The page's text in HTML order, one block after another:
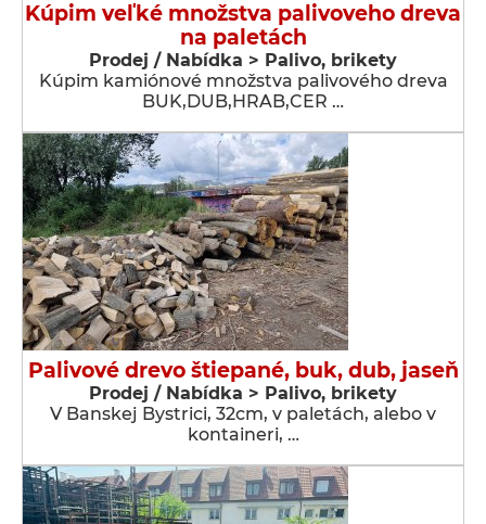
Kúpim veľké množstva palivoveho dreva
na paletách
Prodej / Nabídka > Palivo, brikety
Kúpim kamiónové množstva palivového dreva
BUK,DUB,HRAB,CER …
Palivové drevo štiepané, buk, dub, jaseň
Prodej / Nabídka > Palivo, brikety
V Banskej Bystrici, 32cm, v paletách, alebo v
kontaineri, …